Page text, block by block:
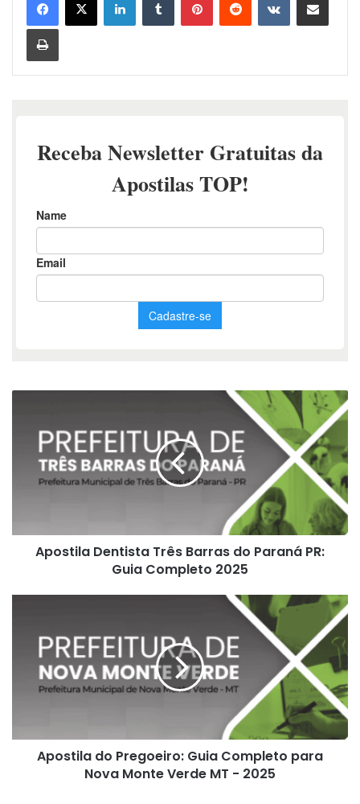
Imprimir
Barras
Paraná
Completo
Apostila Dentista Três Barras do Paraná PR:
Guia Completo 2025
Pregoeiro:
Completo
Verde
Apostila do Pregoeiro: Guia Completo para
Nova Monte Verde MT - 2025